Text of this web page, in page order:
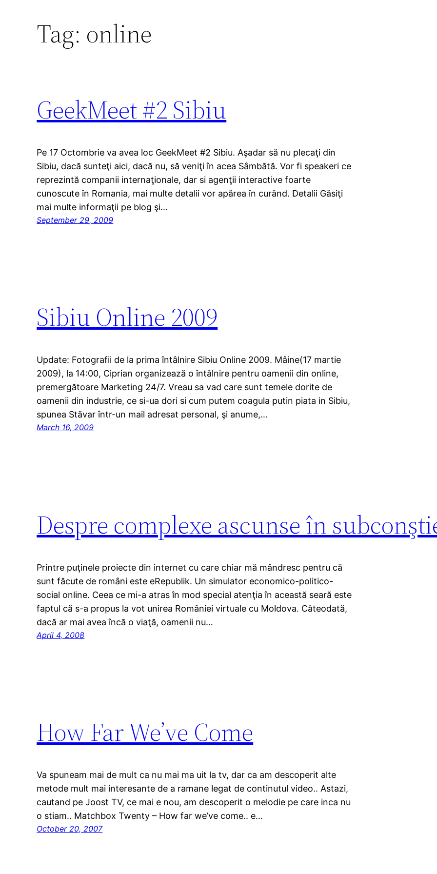
Tag: online
GeekMeet #2 Sibiu
Pe 17 Octombrie va avea loc GeekMeet #2 Sibiu. Aşadar să nu plecaţi din
Sibiu, dacă sunteţi aici, dacă nu, să veniţi în acea Sâmbătă. Vor fi speakeri ce
reprezintă companii internaţionale, dar si agenţii interactive foarte
cunoscute în Romania, mai multe detalii vor apărea în curând. Detalii Găsiţi
mai multe informaţii pe blog şi…
September 29, 2009
Sibiu Online 2009
Update: Fotografii de la prima întâlnire Sibiu Online 2009. Mâine(17 martie
2009), la 14:00, Ciprian organizează o întâlnire pentru oamenii din online,
premergătoare Marketing 24/7. Vreau sa vad care sunt temele dorite de
oamenii din industrie, ce si-ua dori si cum putem coagula putin piata in Sibiu,
spunea Stăvar într-un mail adresat personal, şi anume,…
March 16, 2009
Despre complexe ascunse în
Printre puţinele proiecte din internet cu care chiar mă mândresc pentru că
sunt făcute de români este eRepublik. Un simulator economico-politico-
social online. Ceea ce mi-a atras în mod special atenţia în această seară este
faptul că s-a propus la vot unirea României virtuale cu Moldova. Câteodată,
dacă ar mai avea încă o viaţă, oamenii nu…
April 4, 2008
How Far We’ve Come
Va spuneam mai de mult ca nu mai ma uit la tv, dar ca am descoperit alte
metode mult mai interesante de a ramane legat de continutul video.. Astazi,
cautand pe Joost TV, ce mai e nou, am descoperit o melodie pe care inca nu
o stiam.. Matchbox Twenty – How far we’ve come.. e…
October 20, 2007